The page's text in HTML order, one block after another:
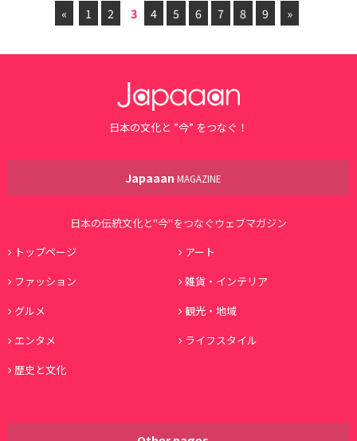
« 1 2 3 4 5 6 7 8 9 »
日本の文化と ”今” をつなぐ！
Japaaan MAGAZINE
日本の伝統文化と"今"をつなぐウェブマガジン
トップページ
アート
ファッション
雑貨・インテリア
グルメ
観光・地域
エンタメ
ライフスタイル
歴史と文化